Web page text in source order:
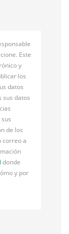
Este
y
los
datos
sus datos
de los
correo a
donde
y por